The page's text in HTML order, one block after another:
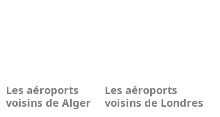
Les aéroports
voisins de Alger
Les aéroports
voisins de Londres